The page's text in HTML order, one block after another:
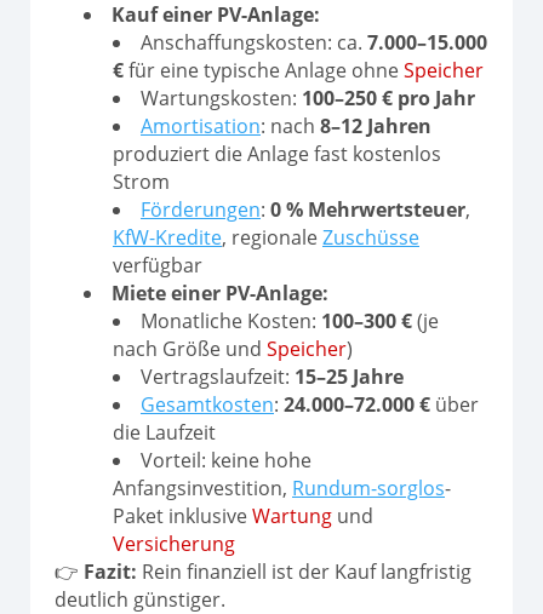
Kauf einer PV-Anlage:
Anschaffungskosten: ca. 7.000–15.000
€für eine typische Anlage ohneSpeicher
Wartungskosten: 100–250 € pro Jahr
Amortisation: nach 8–12 Jahren
produziert die Anlage fast kostenlos
Strom
Förderungen: 0 % Mehrwertsteuer,
KfW-Kredite, regionaleZuschüsse
verfügbar
Miete einer PV-Anlage:
Monatliche Kosten: 100–300 €(je
nach Größe und Speicher)
Vertragslaufzeit: 15–25 Jahre
Gesamtkosten: 24.000–72.000 € über
die Laufzeit
Vorteil: keine hohe
Anfangsinvestition, Rundum-sorglos-
Paket inklusiveWartung und
Versicherung
👉 Fazit: Rein finanziell ist der Kauf langfristig
deutlich günstiger.